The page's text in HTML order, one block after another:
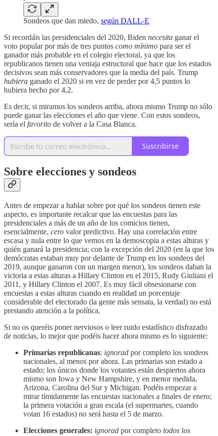
Sondeos que dan miedo, según DALL-E
Si recordáis las presidenciales del 2020, Biden necesita ganar el
voto popular por más de tres puntos como mínimo para ser el
ganador más probable en el colegio electoral, ya que los
republicanos tienen una ventaja estructural que hace que los estados
decisivos sean más conservadores que la media del país. Trump
hubiera ganado el 2020 si en vez de perder por 4,5 puntos lo
hubiera hecho por 4,2.
Es decir, si miramos los sondeos arriba, ahora mismo Trump no sólo
puede ganar las elecciones el año que viene. Con estos sondeos,
sería el favorito de volver a la Casa Blanca.
Suscribirse
Sobre elecciones y sondeos
Antes de empezar a hablar sobre por qué los sondeos tienen este
aspecto, es importante recalcar que las encuestas para las
presidenciales a más de un año de los comicios tienen,
esencialmente, cero valor predictivo. Hay una correlación entre
escasa y nula entre lo que vemos en la demoscopia a estas alturas y
quién ganará la presidencia; con la excepción del 2020 (en la que los
demócratas estaban muy por delante de Trump en los sondeos del
2019, aunque ganaron con un margen menor), los sondeos daban la
victoria a estas alturas a Hillary Clinton en el 2015, Rudy Giuliani el
2011, y Hillary Clinton el 2007. Es muy fácil obsesionarse con
encuestas a estas alturas cuando en realidad un porcentaje
considerable del electorado (la gente más sensata, la verdad) no está
prestando atención a la política.
Si no os queréis poner nerviosos o leer ruido estadístico disfrazado
de noticias, lo mejor que podéis hacer ahora mismo es lo siguiente:
Primarias republicanas: ignorad por completo los sondeos
nacionales, al menos por ahora. Las primarias son estado a
estado; los únicos donde los votantes están despiertos ahora
mismo son Iowa y New Hampshire, y en menor medida,
Arizona, Carolina del Sur y Michigan. Podéis empezar a
mirar tímidamente las encuestas nacionales a finales de enero;
la primera votación a gran escala (el supermartes, cuando
votan 16 estados) no será hasta el 5 de marzo.
Elecciones generales: ignorad por completo todos los